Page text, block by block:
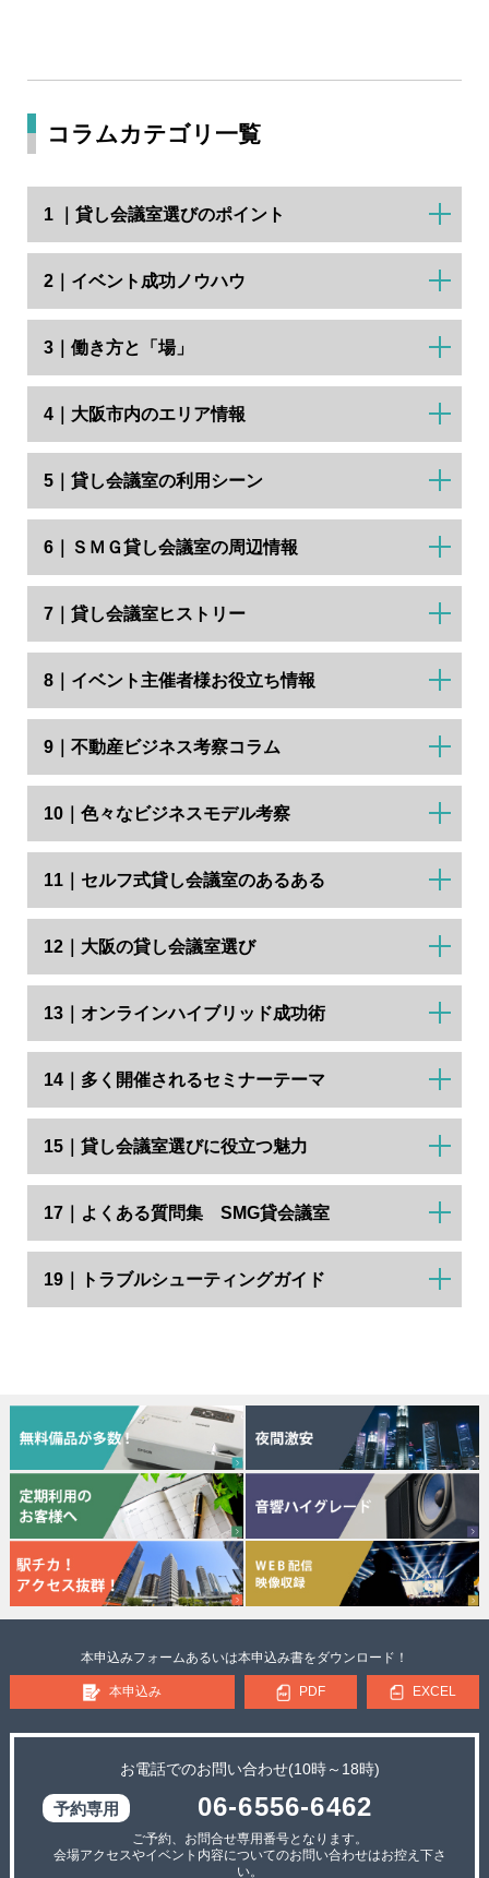
コラムカテゴリ一覧
1 ｜貸し会議室選びのポイント
2｜イベント成功ノウハウ
3｜働き方と「場」
4｜大阪市内のエリア情報
5｜貸し会議室の利用シーン
6｜ＳＭＧ貸し会議室の周辺情報
7｜貸し会議室ヒストリー
8｜イベント主催者様お役立ち情報
9｜不動産ビジネス考察コラム
10｜色々なビジネスモデル考察
11｜セルフ式貸し会議室のあるある
12｜大阪の貸し会議室選び
13｜オンラインハイブリッド成功術
14｜多く開催されるセミナーテーマ
15｜貸し会議室選びに役立つ魅力
17｜よくある質問集 SMG貸会議室
19｜トラブルシューティングガイド
本申込みフォームあるいは本申込み書をダウンロード！
本申込み PDF EXCEL
お電話でのお問い合わせ(10時～18時)
06-6556-6462
ご予約、お問合せ専用番号となります。
会場アクセスやイベント内容についてのお問い合わせはお控え下さ
い。